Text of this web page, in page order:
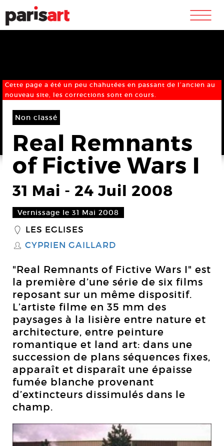
m
Cette page a été un peu chahutées en passant de l’ancien au
nouveau site, les corrections sont en cours.
Non classé
Real Remnants
of Fictive Wars I
31 Mai - 24 Juil 2008
Vernissage le 31 Mai 2008
_ LES EGLISES
S CYPRIEN GAILLARD
"Real Remnants of Fictive Wars I" est
la première d’une série de six films
reposant sur un même dispositif.
L’artiste filme en 35 mm des
paysages à la lisière entre nature et
architecture, entre peinture
romantique et land art: dans une
succession de plans séquences fixes,
apparaît et disparaît une épaisse
fumée blanche provenant
d’extincteurs dissimulés dans le
champ.